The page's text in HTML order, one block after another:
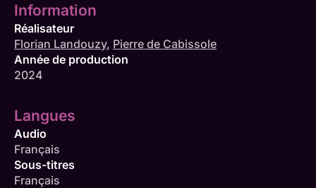
Information
Réalisateur
Florian Landouzy, Pierre de Cabissole
Année de production
2024
Langues
Audio
Français
Sous-titres
Français